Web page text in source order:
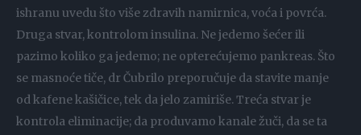
ishranu uvedu što više zdravih namirnica, voća i povrća.
Druga stvar, kontrolom insulina. Ne jedemo šećer ili
pazimo koliko ga jedemo; ne opterećujemo pankreas. Što
se masnoće tiče, dr Čubrilo preporučuje da stavite manje
od kafene kašičice, tek da jelo zamiriše. Treća stvar je
kontrola eliminacije; da produvamo kanale žuči, da se ta